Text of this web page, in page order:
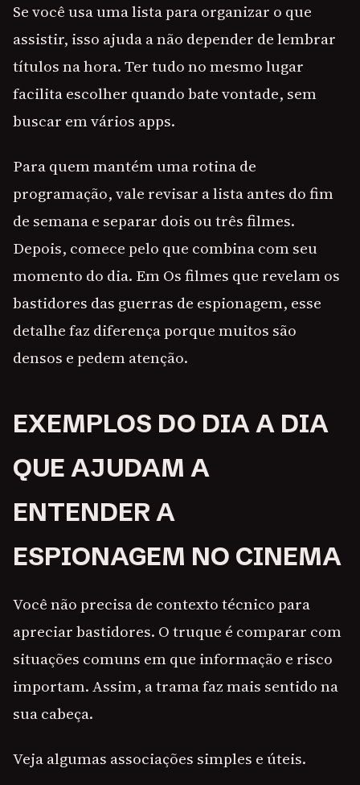
Se você usa uma lista para organizar o que
assistir, isso ajuda a não depender de lembrar
títulos na hora. Ter tudo no mesmo lugar
facilita escolher quando bate vontade, sem
buscar em vários apps.
Para quem mantém uma rotina de
programação, vale revisar a lista antes do fim
de semana e separar dois ou três filmes.
Depois, comece pelo que combina com seu
momento do dia. Em Os filmes que revelam os
bastidores das guerras de espionagem, esse
detalhe faz diferença porque muitos são
densos e pedem atenção.
EXEMPLOS DO DIA A DIA
QUE AJUDAM A
ENTENDER A
ESPIONAGEM NO CINEMA
Você não precisa de contexto técnico para
apreciar bastidores. O truque é comparar com
situações comuns em que informação e risco
importam. Assim, a trama faz mais sentido na
sua cabeça.
Veja algumas associações simples e úteis.